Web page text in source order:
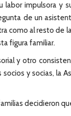
labor impulsora
de un
como al resto de
figura familiar.
y otro
y socias, la
decidieron